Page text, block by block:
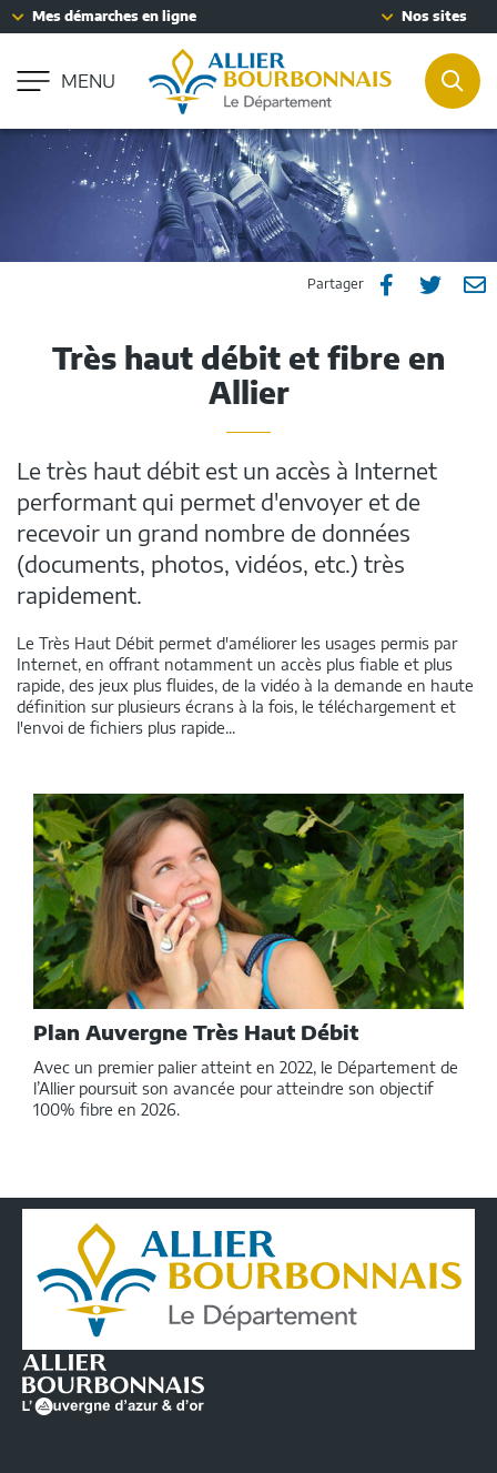
Aller à la recherche
Accessibilité : partiellement conforme
Mes démarches en ligne Nos sites
MENU
Partager Partager
Facebook
 
Très haut débit et fibre en
Allier
Le très haut débit est un accès à Internet
performant qui permet d'envoyer et de
recevoir un grand nombre de données
(documents, photos, vidéos, etc.) très
rapidement.
Le Très Haut Débit permet d'améliorer les usages permis par
Internet, en offrant notamment un accès plus fiable et plus
rapide, des jeux plus fluides, de la vidéo à la demande en haute
définition sur plusieurs écrans à la fois, le téléchargement et
l'envoi de fichiers plus rapide...
Dans
cette
rubrique
Plan Auvergne Très Haut Débit
Avec un premier palier atteint en 2022, le Département de
l’Allier poursuit son avancée pour atteindre son objectif
100% fibre en 2026.
Conseil
Départemental
de
l'Allier
Infos
Fenêtre
chat